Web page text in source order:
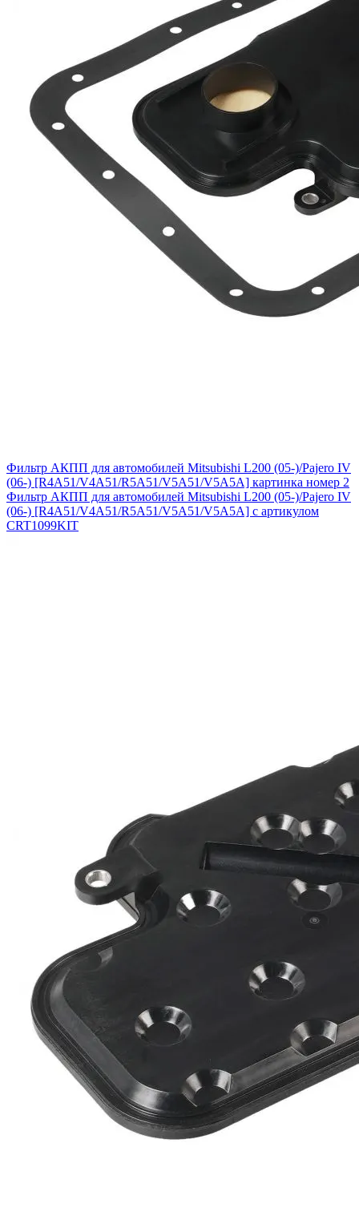
Фильтр АКПП для автомобилей Mitsubishi L200 (05-)/Pajero IV
(06-) [R4A51/V4A51/R5A51/V5A51/V5A5A] картинка номер 2
Фильтр АКПП для автомобилей Mitsubishi L200 (05-)/Pajero IV
(06-) [R4A51/V4A51/R5A51/V5A51/V5A5A] с артикулом
CRT1099KIT